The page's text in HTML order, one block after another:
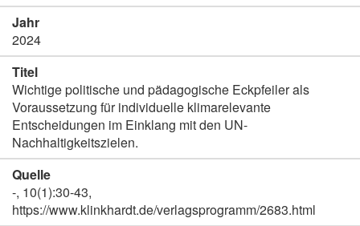
Jahr
2024
Titel
Wichtige politische und pädagogische Eckpfeiler als
Voraussetzung für individuelle klimarelevante
Entscheidungen im Einklang mit den UN-
Nachhaltigkeitszielen.
Quelle
-, 10(1):30-43,
https://www.klinkhardt.de/verlagsprogramm/2683.html